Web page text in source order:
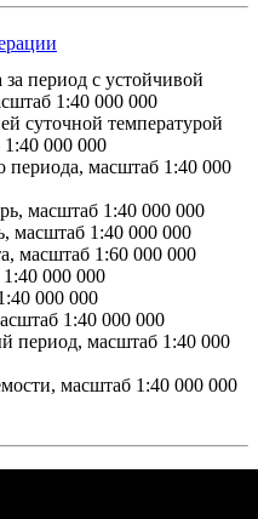
период с устойчивой
1:40 000 000
суточной температурой
000 000
периода, масштаб 1:40 000
масштаб 1:40 000 000
масштаб 1:40 000 000
масштаб 1:60 000 000
000 000
000 000
1:40 000 000
период, масштаб 1:40 000
масштаб 1:40 000 000